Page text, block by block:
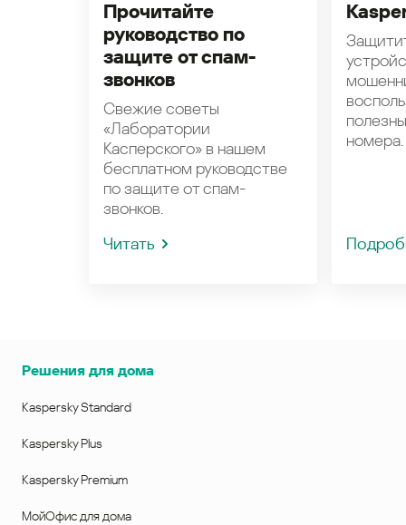
Прочитайте
руководство по
защите от спам-
звонков
Свежие советы
«Лаборатории
Касперского» в нашем
бесплатном руководстве
по защите от спам-
звонков.
Читать
номера.
Решения для дома
Kaspersky Standard
Kaspersky Plus
Kaspersky Premium
МойОфис для дома